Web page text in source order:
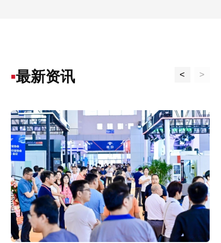
■最新资讯 < >